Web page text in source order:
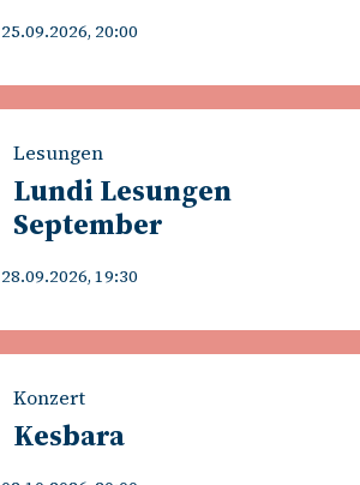
25.09.2026, 20:00
Lesungen
Lundi Lesungen
September
28.09.2026, 19:30
Konzert
Kesbara